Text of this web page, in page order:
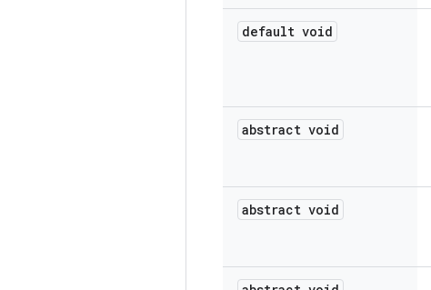
default void
abstract void
abstract void